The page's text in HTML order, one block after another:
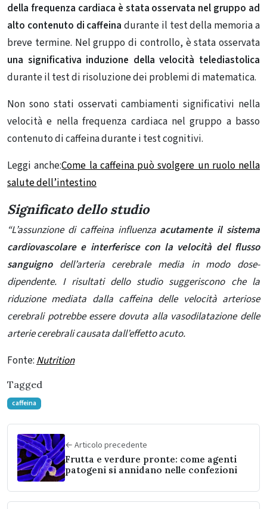
della frequenza cardiaca è stata osservata nel gruppo ad
alto contenuto di caffeina durante il test della memoria a
breve termine. Nel gruppo di controllo, è stata osservata
una significativa induzione della velocità telediastolica
durante il test di risoluzione dei problemi di matematica.
Non sono stati osservati cambiamenti significativi nella
velocità e nella frequenza cardiaca nel gruppo a basso
contenuto di caffeina durante i test cognitivi.
Leggi anche:Come la caffeina può svolgere un ruolo nella
salute dell’intestino
Significato dello studio
“L’assunzione di caffeina influenza acutamente il sistema
cardiovascolare e interferisce con la velocità del flusso
sanguignodell’arteria cerebrale media in modo dose-
dipendente. I risultati dello studio suggeriscono che la
riduzione mediata dalla caffeina delle velocità arteriose
cerebrali potrebbe essere dovuta alla vasodilatazione delle
arterie cerebrali causata dall’effetto acuto.
Fonte: Nutrition
Tagged
caffeina
← Articolo precedente
Frutta e verdure pronte: come agenti
patogeni si annidano nelle confezioni